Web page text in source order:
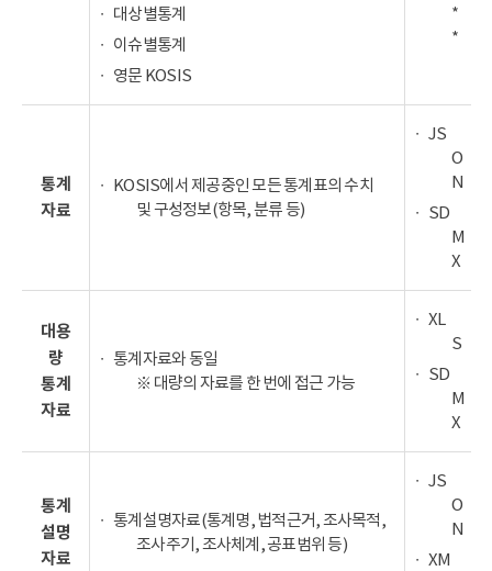
대상별통계
이슈별통계
영문 KOSIS
*
*
통계
자료
KOSIS에서 제공중인 모든 통계표의 수치
및 구성정보(항목, 분류 등)
JS
O
N
SD
M
X
대용
량
통계
자료
통계자료와 동일
※ 대량의 자료를 한 번에 접근 가능
XL
S
SD
M
X
통계
설명
자료
통계설명자료(통계명, 법적근거, 조사목적,
조사주기, 조사체계, 공표범위 등)
JS
O
N
XM